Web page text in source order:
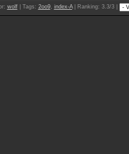
: wolf| Tags : 2oo9, index-A| Ranking: 3.3/3 |